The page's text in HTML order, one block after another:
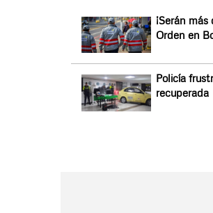
¡Serán
Orden en
Policía
recuperada